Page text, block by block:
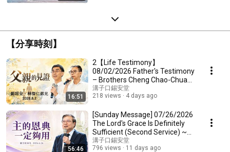
【分享時刻】
16:51
2【Life Testimony】
08/02/2026 Father's Testimony
– Brothers Cheng Chao-Chuan
and Lin Chieh-Jen (Gou...
溝子口錫安堂
218 views
4 days ago
56:46
[Sunday Message] 07/26/2026
The Lord's Grace Is Definitely
Sufficient (Second Service) ~
Brother ...
溝子口錫安堂
796 views
11 days ago